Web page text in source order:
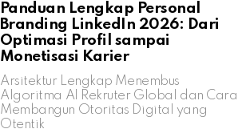
Panduan Lengkap Personal
Branding LinkedIn 2026: Dari
Optimasi Profil sampai
Monetisasi Karier
Arsitektur Lengkap Menembus
Algoritma AI Rekruter Global dan Cara
Membangun Otoritas Digital yang
Otentik